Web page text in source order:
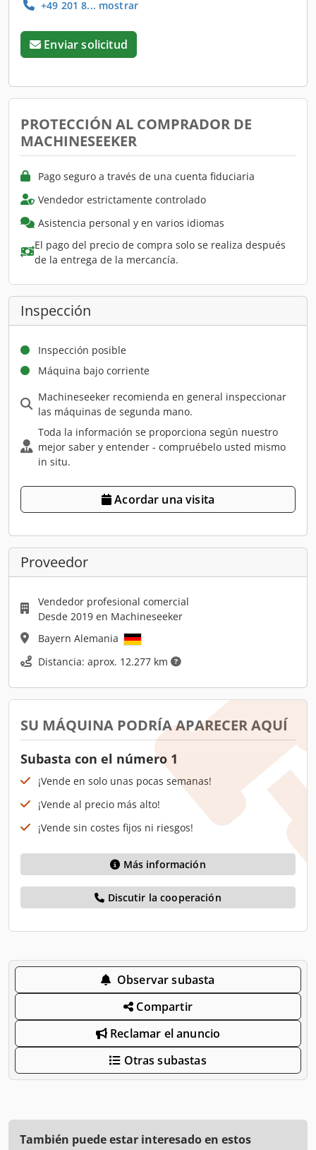
+49 201 8... mostrar
Enviar solicitud
PROTECCIÓN AL COMPRADOR DE
MACHINESEEKER
Pago seguro a través de una cuenta fiduciaria
Vendedor estrictamente controlado
Asistencia personal y en varios idiomas
El pago del precio de compra solo se realiza después
de la entrega de la mercancía.
Inspección
Inspección posible
Máquina bajo corriente
Machineseeker recomienda en general inspeccionar
las máquinas de segunda mano.
Toda la información se proporciona según nuestro
mejor saber y entender - compruébelo usted mismo
in situ.
Acordar una visita
Proveedor
Vendedor profesional comercial
Desde 2019 en Machineseeker
Bayern Alemania
Distancia: aprox. 12.277 km
SU MÁQUINA PODRÍA APARECER AQUÍ
Subasta con el número 1
¡Vende en solo unas pocas semanas!
¡Vende al precio más alto!
¡Vende sin costes fijos ni riesgos!
Más información
Discutir la cooperación
Observar subasta
Compartir
Reclamar el anuncio
Otras subastas
También puede estar interesado en estos